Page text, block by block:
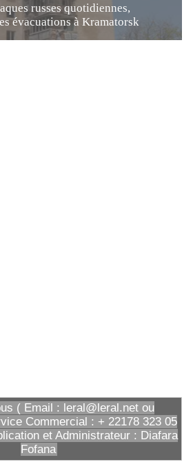
russes quotidiennes,
évacuations à Kramatorsk
( Email : leral@leral.net ou
Commercial : + 22178 323 05
et Administrateur : Diafara
Fofana